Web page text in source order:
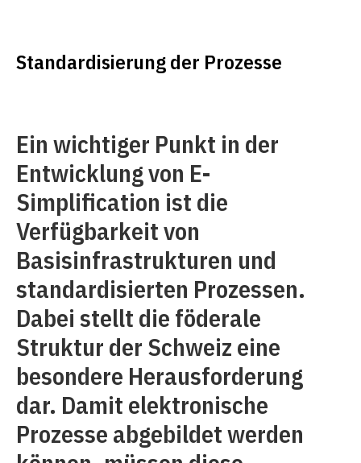
Standardisierung der Prozesse
Ein wichtiger Punkt in der
Entwicklung von E-
Simplification ist die
Verfügbarkeit von
Basisinfrastrukturen und
standardisierten Prozessen.
Dabei stellt die föderale
Struktur der Schweiz eine
besondere Herausforderung
dar. Damit elektronische
Prozesse abgebildet werden